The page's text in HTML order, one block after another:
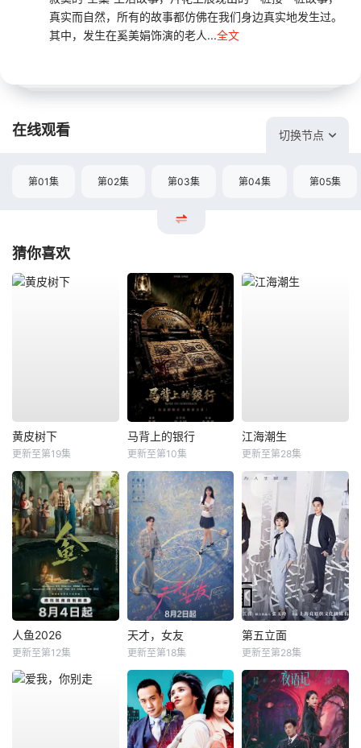
真实而自然，所有的故事都仿佛在我们身边真实地发生过。
其中，发生在奚美娟饰演的老人...全文
在线观看 切换节点
第01集 第02集 第03集 第04集 第05集
猜你喜欢
黄皮树下
更新至第19集
马背上的银行
更新至第10集
江海潮生
更新至第28集
人鱼2026
更新至第12集
天才，女友
更新至第18集
第五立面
更新至第28集